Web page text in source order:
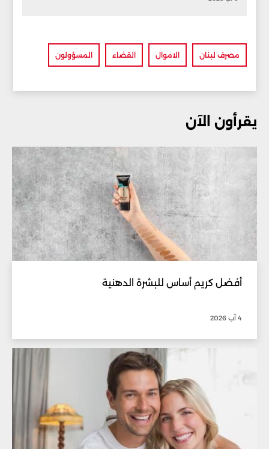
مصرف لبنان الاموال القضاء المسؤولون
يقرأون الآن
أفضل كريم أساس للبشرة الدهنية
4 آب 2026